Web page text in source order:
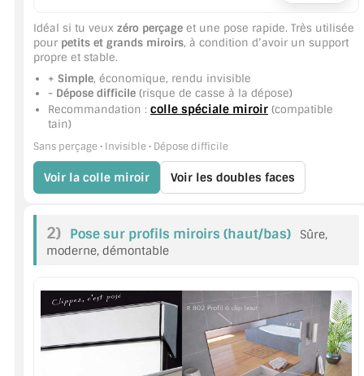
VERRE FEUILLETÉ
VERRE ANTI-REFLET
VERRE LAQUÉ/CRÉDENCE
VERRE FEUILLETÉ/TREMPÉ
DALLE DE SOL EN VERRE
GARDE CORPS EN VERRE
VERRES TEXTURÉS
PLEXIGLAS PMMA
Idéal si tu veux zéro perçage et une pose rapide. Très utilisée
pour petits et grands miroirs, à condition d’avoir un support
propre et stable.
+ Simple, économique, rendu invisible
- Dépose difficile (risque de casse à la dépose)
Recommandation : colle spéciale miroir (compatible
tain)
Sans perçage • Invisible • Dépose difficile
Voir la colle miroir Voir les doubles faces
2) Pose sur profils miroirs (haut/bas)
Sûre,
moderne, démontable